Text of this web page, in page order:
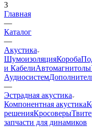
3
Главная
—
Каталог
—
Акустика
ШумоизоляцияКороба
и КабелиАвтомагнитолы
Аудиосистем
—
Эстрадная акустика
Компонентная акустика
решенияКросоверы
запчасти для динамиков